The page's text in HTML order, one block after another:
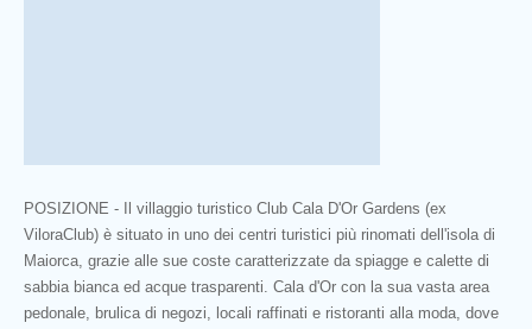
POSIZIONE - Il villaggio turistico Club Cala D'Or Gardens (ex
ViloraClub) è situato in uno dei centri turistici più rinomati dell'isola di
Maiorca, grazie alle sue coste caratterizzate da spiagge e calette di
sabbia bianca ed acque trasparenti. Cala d'Or con la sua vasta area
pedonale, brulica di negozi, locali raffinati e ristoranti alla moda, dove